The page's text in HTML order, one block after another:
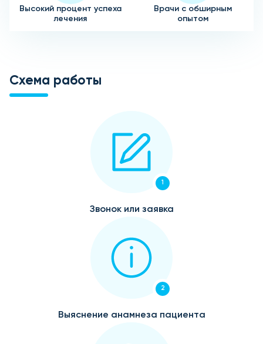
Высокий процент успеха
лечения
Врачи с обширным
опытом
Схема работы
1
Звонок или заявка
2
Выяснение анамнеза пациента